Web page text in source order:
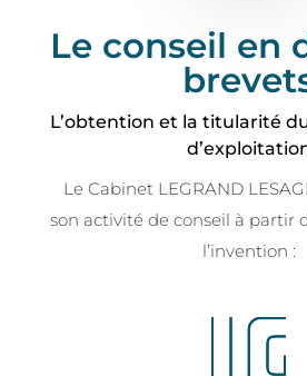
Le conseil en
L’obtention et la titularité
Le Cabinet LEGRAND
son activité de conseil à partir
l’invention :